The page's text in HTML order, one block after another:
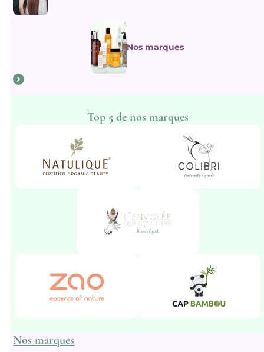
Nos marques
Top 5 de nos marques
Nos marques